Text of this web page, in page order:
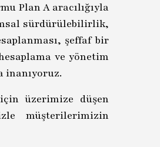
Plan A aracılığıyla
sürdürülebilirlik,
şeffaf bir
ve yönetim
inanıyoruz.
üzerimize düşen
müşterilerimizin